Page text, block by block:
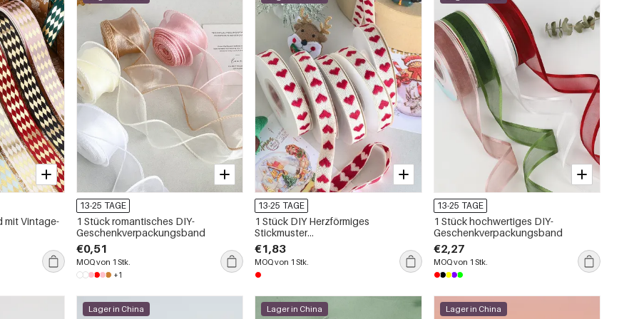
mit Vintage-
13-25 TAGE
1 Stück romantisches DIY-
Geschenkverpackungsband
€0,51
MOQ von 1 Stk.
+1
13-25 TAGE
1 Stück DIY Herzförmiges
Stickmuster
Geschenkverpackungsband
€1,83
MOQ von 1 Stk.
13-25 TAGE
1 Stück hochwertiges DIY-
Geschenkverpackungsband
€2,27
MOQ von 1 Stk.
Lager in China Lager in China Lager in China